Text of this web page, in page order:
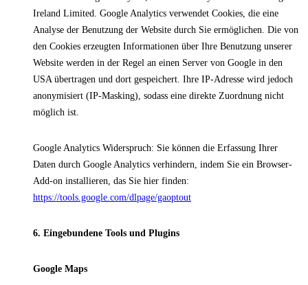
Ireland Limited. Google Analytics verwendet Cookies, die eine
Analyse der Benutzung der Website durch Sie ermöglichen. Die von
den Cookies erzeugten Informationen über Ihre Benutzung unserer
Website werden in der Regel an einen Server von Google in den
USA übertragen und dort gespeichert. Ihre IP-Adresse wird jedoch
anonymisiert (IP-Masking), sodass eine direkte Zuordnung nicht
möglich ist.
Google Analytics Widerspruch: Sie können die Erfassung Ihrer
Daten durch Google Analytics verhindern, indem Sie ein Browser-
Add-on installieren, das Sie hier finden:
https://tools.google.com/dlpage/gaoptout
6. Eingebundene Tools und Plugins
Google Maps